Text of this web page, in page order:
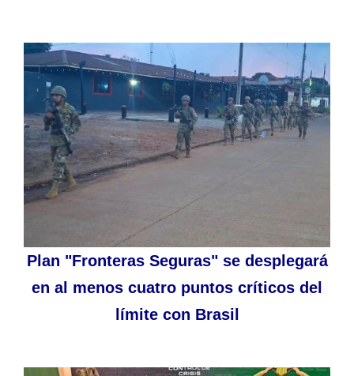
Plan "Fronteras Seguras" se desplegará
en al menos cuatro puntos críticos del
límite con Brasil